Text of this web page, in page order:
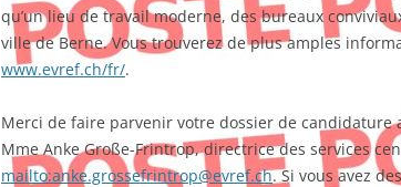
qu’un lieu de travail moderne, des bureaux
ville de Berne. Vous trouverez de plus amples
www.evref.ch/fr/.
Merci de faire parvenir votre dossier de candidature
Mme Anke Große-Frintrop, directrice des services
mailto:anke.grossefrintrop@evref.ch. Si vous avez